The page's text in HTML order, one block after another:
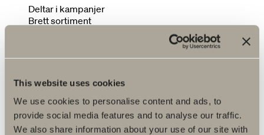
This website uses cookies
We use cookies to personalise content and ads, to
provide social media features and to analyse our traffic.
We also share information about your use of our site with
Deltar i kampanjer
Brett sortiment
FLER ÅTERFÖRSÄLJARE